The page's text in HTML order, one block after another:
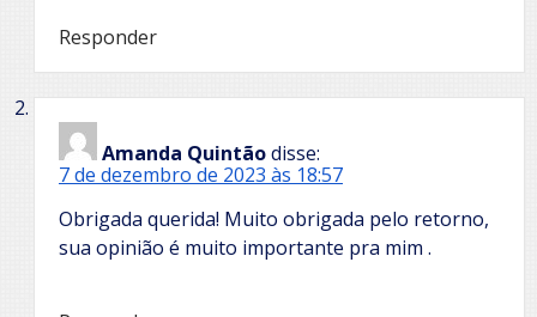
Responder
Amanda Quintãodisse:
7 de dezembro de 2023 às 18:57
Obrigada querida! Muito obrigada pelo retorno,
sua opinião é muito importante pra mim .